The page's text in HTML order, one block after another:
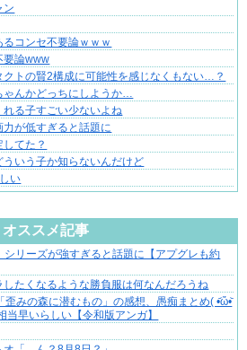
ン
るコンセ不要論ｗｗｗ
要論www
クトの賢2構成に可能性を感じなくもない…？
ゃんかどっちにしようか…
れる子すごい少ないよね
力が低すぎると話題に
してた？
ういう子か知らないんだけど
い
オススメ記事
先にあった本音
シリーズが強すぎると話題に【アプグレも約
したくなるような勝負服は何なんだろうね
歪みの森に潜むもの」の感想、愚痴まとめ( •᷄ὤ•᷅
早いらしい【令和版アンガ】